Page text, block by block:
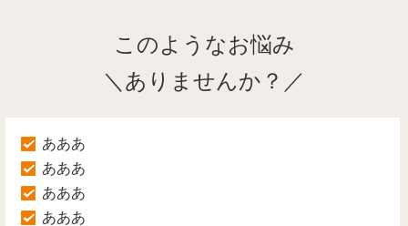
このようなお悩み
＼ありませんか？／
あああ
あああ
あああ
あああ